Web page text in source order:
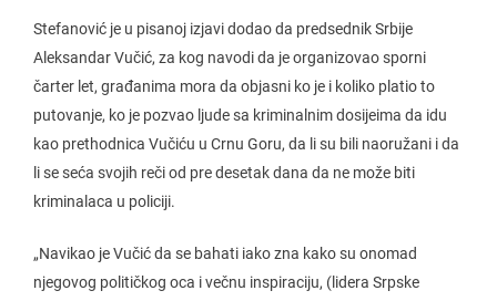
Stefanović je u pisanoj izjavi dodao da predsednik Srbije
Aleksandar Vučić, za kog navodi da je organizovao sporni
čarter let, građanima mora da objasni ko je i koliko platio to
putovanje, ko je pozvao ljude sa kriminalnim dosijeima da idu
kao prethodnica Vučiću u Crnu Goru, da li su bili naoružani i da
li se seća svojih reči od pre desetak dana da ne može biti
kriminalaca u policiji.
„Navikao je Vučić da se bahati iako zna kako su onomad
njegovog političkog oca i večnu inspiraciju, (lidera Srpske